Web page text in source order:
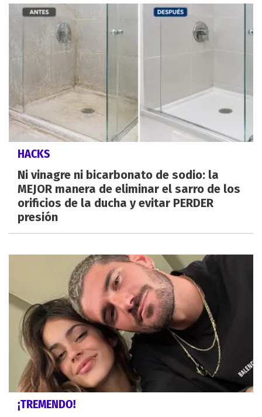
HACKS
Ni vinagre ni bicarbonato de sodio: la
MEJOR manera de eliminar el sarro de los
orificios de la ducha y evitar PERDER
presión
¡TREMENDO!